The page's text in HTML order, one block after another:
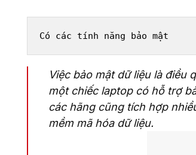
Có các tính năng bảo mật
Việc bảo mật dữ liệu là điều
một chiếc laptop có hỗ trợ
các hãng cũng tích hợp
mềm mã hóa dữ liệu.